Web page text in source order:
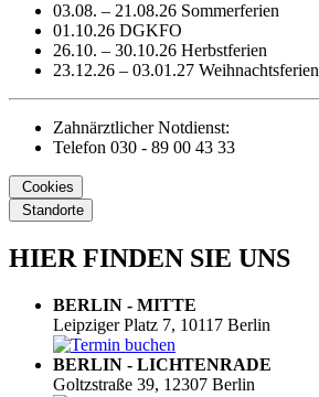
03.08. – 21.08.26 Sommerferien
01.10.26 DGKFO
26.10. – 30.10.26 Herbstferien
23.12.26 – 03.01.27 Weihnachtsferien
Zahnärztlicher Notdienst:
Telefon 030 - 89 00 43 33
Cookies
Standorte
HIER FINDEN SIE UNS
BERLIN - MITTE
Leipziger Platz 7, 10117 Berlin
BERLIN - LICHTENRADE
Goltzstraße 39, 12307 Berlin